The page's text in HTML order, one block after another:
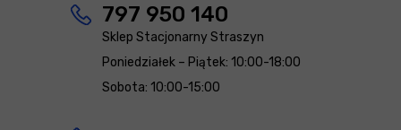
797 950 140
Sklep Stacjonarny Straszyn
Poniedziałek – Piątek: 10:00-18:00
Sobota: 10:00-15:00